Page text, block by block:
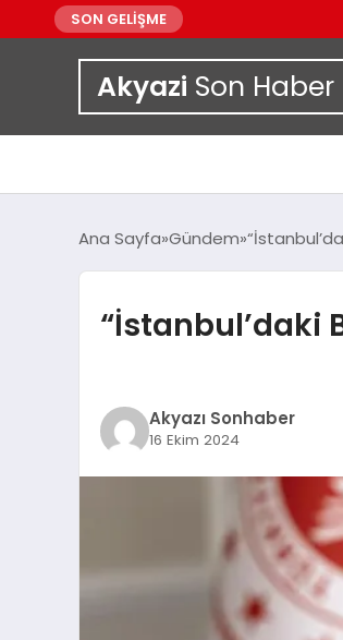
SON GELİŞME
Akyazi Son Haber
Ana Sayfa Gündem
“İstanbul’daki
Akyazı Sonhaber
16 Ekim 2024